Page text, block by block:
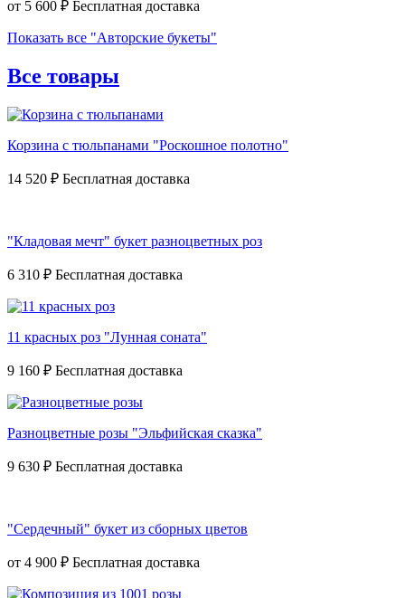
от 5 600 ₽
Показать все "Авторские букеты"
Все товары
Корзина с тюльпанами "Роскошное полотно"
14 520 ₽
"Кладовая мечт" букет разноцветных роз
6 310 ₽
11 красных роз "Лунная соната"
9 160 ₽
Разноцветные розы "Эльфийская сказка"
9 630 ₽
"Сердечный" букет из сборных цветов
от 4 900 ₽